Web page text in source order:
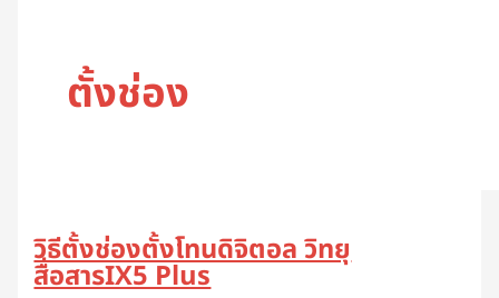
ตั้งช่อง
วิธีตั้งช่องตั้งโทนดิจิตอล วิทยุ
สื่อสารIX5 Plus